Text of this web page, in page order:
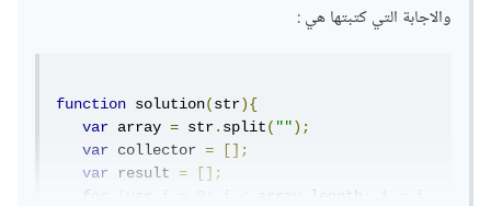
والاجابة التي كتبتها هي :
function solution(str){
var array = str.split("");
var collector =
[];
var
result =
[];
for
( i 0 i .length i